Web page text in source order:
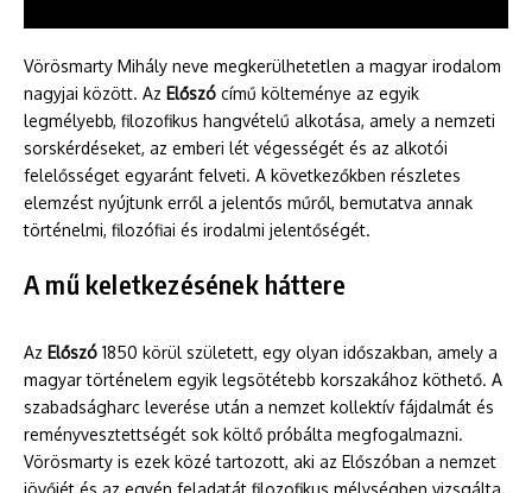
Vörösmarty Mihály neve megkerülhetetlen a magyar irodalom
nagyjai között. Az Előszó című költeménye az egyik
legmélyebb, filozofikus hangvételű alkotása, amely a nemzeti
sorskérdéseket, az emberi lét végességét és az alkotói
felelősséget egyaránt felveti. A következőkben részletes
elemzést nyújtunk erről a jelentős műről, bemutatva annak
történelmi, filozófiai és irodalmi jelentőségét.
A mű keletkezésének háttere
Az Előszó 1850 körül született, egy olyan időszakban, amely a
magyar történelem egyik legsötétebb korszakához köthető. A
szabadságharc leverése után a nemzet kollektív fájdalmát és
reményvesztettségét sok költő próbálta megfogalmazni.
Vörösmarty is ezek közé tartozott, aki az Előszóban a nemzet
jövőjét és az egyén feladatát filozofikus mélységben vizsgálta.